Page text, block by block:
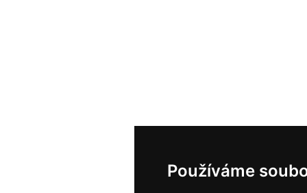
Používáme